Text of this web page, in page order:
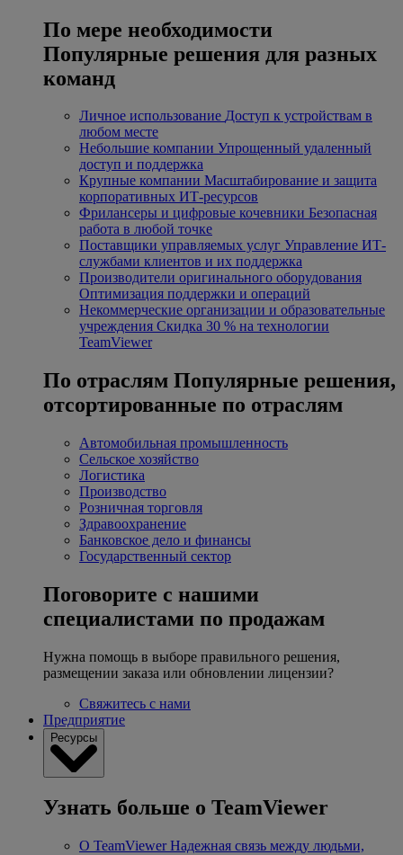
По мере необходимости
Популярные решения для разных
команд
Личное использование Доступ к устройствам в
любом месте
Небольшие компании Упрощенный удаленный
доступ и поддержка
Крупные компании Масштабирование и защита
корпоративных ИТ-ресурсов
Фрилансеры и цифровые кочевники Безопасная
работа в любой точке
Поставщики управляемых услуг Управление ИТ-
службами клиентов и их поддержка
Производители оригинального оборудования
Оптимизация поддержки и операций
Некоммерческие организации и образовательные
учреждения Скидка 30 % на технологии
TeamViewer
По отраслям Популярные решения,
отсортированные по отраслям
Автомобильная промышленность
Сельское хозяйство
Логистика
Производство
Розничная торговля
Здравоохранение
Банковское дело и финансы
Государственный сектор
Поговорите с нашими
специалистами по продажам
Нужна помощь в выборе правильного решения,
размещении заказа или обновлении лицензии?
Свяжитесь с нами
Предприятие
Ресурсы
Узнать больше о TeamViewer
О TeamViewer Надежная связь между людьми,